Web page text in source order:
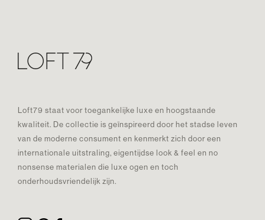
Loft79 staat voor toegankelijke luxe en hoogstaande
kwaliteit. De collectie is geïnspireerd door het stadse leven
van de moderne consument en kenmerkt zich door een
internationale uitstraling, eigentijdse look & feel en no
nonsense materialen die luxe ogen en toch
onderhoudsvriendelijk zijn.